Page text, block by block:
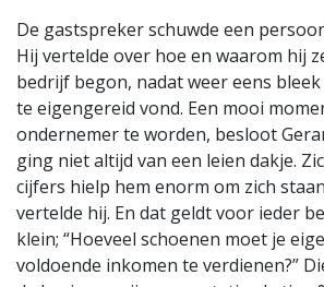
De gastspreker schuwde een
Hij vertelde over hoe en waarom hij
bedrijf begon, nadat weer eens bleek
te eigengereid vond. Een mooi
ondernemer te worden, besloot
ging niet altijd van een leien dakje.
cijfers hielp hem enorm om zich
vertelde hij. En dat geldt voor ieder
klein; “Hoeveel schoenen moet je
voldoende inkomen te verdienen?”